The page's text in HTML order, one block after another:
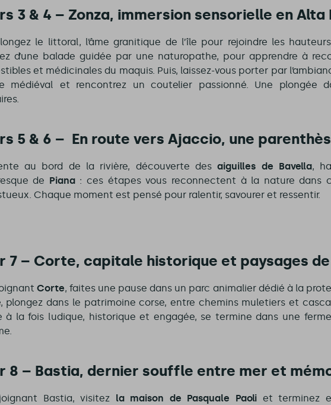
3 & 4 – Zonza, immersion sensorielle en Alta
le littoral, l’âme granitique de l’île pour rejoindre les
d’une balade guidée par une naturopathe, pour apprendre à
et médicinales du maquis. Puis, laissez-vous porter par
médiéval et rencontrez un coutelier passionné. Une plongée
5 & 6 – En route vers Ajaccio, une
au bord de la rivière, découverte desaiguilles de Bavella,
de Piana : ces étapes vous reconnectent à la nature dans
Chaque moment est pensé pour ralentir, savourer et ressentir.
7 – Corte, capitale historique et paysages
Corte, faites une pause dans un parc animalier dédié à la
plongez dans le patrimoine corse, entre chemins muletiers et
à la fois ludique, historique et engagée, se termine dans une
8 – Bastia, dernier souffle entre mer et
Bastia, visitez la maison de Pasquale Paoli et terminez